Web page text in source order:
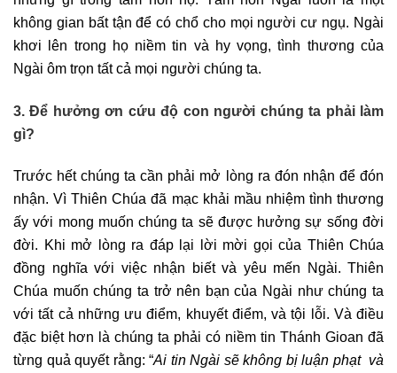
không gian bất tận để có chổ cho mọi người cư ngụ. Ngài
khơi lên trong họ niềm tin và hy vọng, tình thương của
Ngài ôm trọn tất cả mọi người chúng ta.
3. Để hưởng ơn cứu độ con người chúng ta phải làm
gì?
Trước hết chúng ta cần phải mở lòng ra đón nhận để đón
nhận. Vì Thiên Chúa đã mạc khải mầu nhiệm tình thương
ấy với mong muốn chúng ta sẽ được hưởng sự sống đời
đời. Khi mở lòng ra đáp lại lời mời gọi của Thiên Chúa
đồng nghĩa với việc nhận biết và yêu mến Ngài. Thiên
Chúa muốn chúng ta trở nên bạn của Ngài như chúng ta
với tất cả những ưu điểm, khuyết điểm, và tội lỗi. Và điều
đặc biệt hơn là chúng ta phải có niềm tin Thánh Gioan đã
từng quả quyết rằng: “Ai tin Ngài sẽ không bị luận phạt và